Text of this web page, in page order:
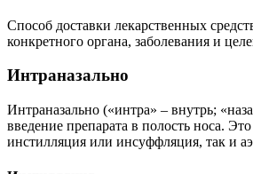
Способ доставки лекарственных
конкретного органа, заболевания и
Интраназально
Интраназально («интра» – внутрь;
введение препарата в полость носа.
инстилляция или инсуффляция, так и